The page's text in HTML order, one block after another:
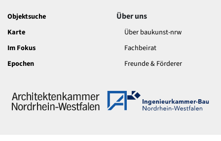
Objektsuche
Karte
Im Fokus
Epochen
Über uns
Über baukunst-nrw
Fachbeirat
Freunde & Förderer